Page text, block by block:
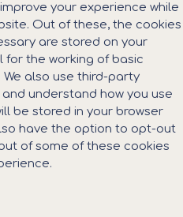
your experience while
Out of these, the cookies
are stored on your
for the working of basic
also use third-party
understand how you use
be stored in your browser
have the option to opt-out
of some of these cookies